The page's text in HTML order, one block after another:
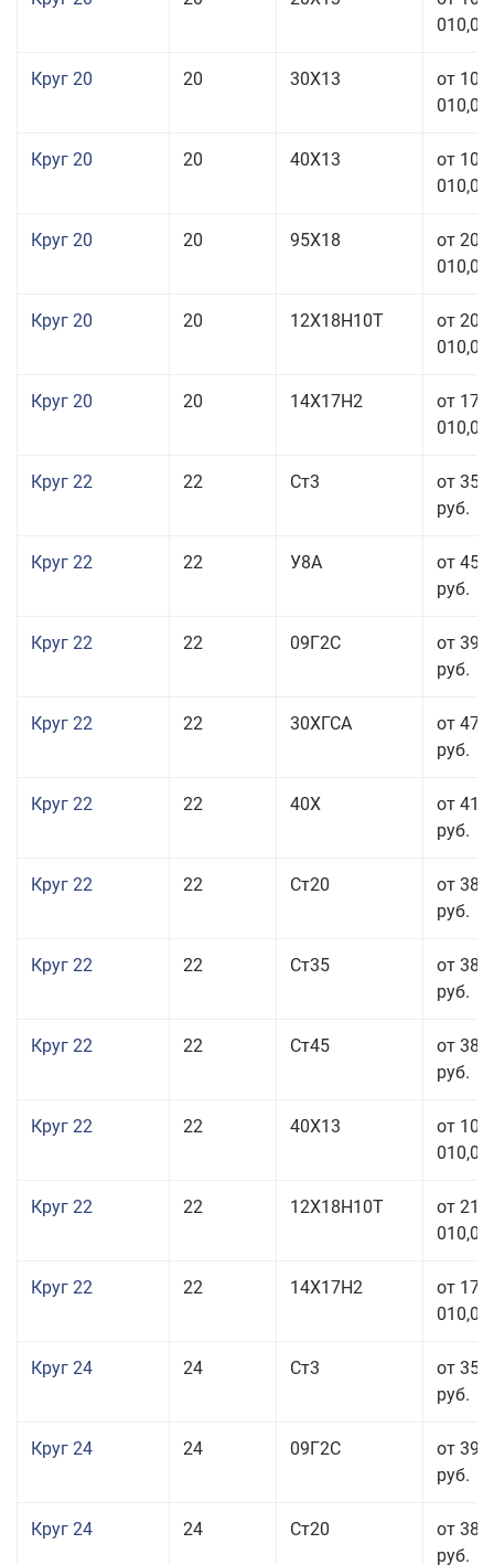
010,00
Круг 20 20 30Х13
от 103
010,00
Круг 20 20 40Х13
от 103
010,00
Круг 20 20 95Х18
от 208
010,00
Круг 20 20 12Х18Н10Т
от 209
010,00
Круг 20 20 14Х17Н2
от 175
010,00
Круг 22 22 Ст3
от 35
руб.
Круг 22 22 У8А
от 45
руб.
Круг 22 22 09Г2С
от 39
руб.
Круг 22 22 30ХГСА
от 47
руб.
Круг 22 22 40Х
от 41
руб.
Круг 22 22 Ст20
от 38
руб.
Круг 22 22 Ст35
от 38
руб.
Круг 22 22 Ст45
от 38
руб.
Круг 22 22 40Х13
от 103
010,00
Круг 22 22 12Х18Н10Т
от 210
010,00
Круг 22 22 14Х17Н2
от 175
010,00
Круг 24 24 Ст3
от 35
руб.
Круг 24 24 09Г2С
от 39
руб.
Круг 24 24 Ст20
от 38
руб.